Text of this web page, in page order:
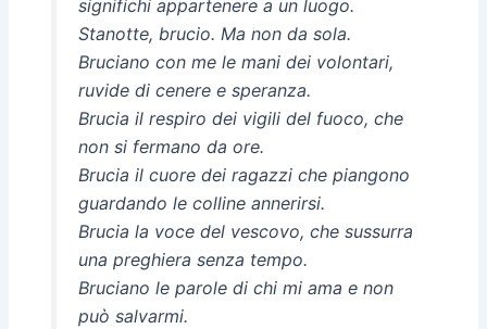
significhi appartenere a un luogo.
Stanotte, brucio. Ma non da sola.
Bruciano con me le mani dei volontari,
ruvide di cenere e speranza.
Brucia il respiro dei vigili del fuoco, che
non si fermano da ore.
Brucia il cuore dei ragazzi che piangono
guardando le colline annerirsi.
Brucia la voce del vescovo, che sussurra
una preghiera senza tempo.
Bruciano le parole di chi mi ama e non
può salvarmi.